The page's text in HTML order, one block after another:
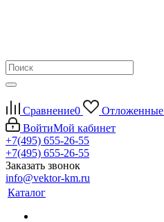
Сравнение0 Отложенные
ВойтиМой кабинет
+7(495) 655-26-55
+7(495) 655-26-55
Заказать звонок
info@vektor-km.ru
Каталог